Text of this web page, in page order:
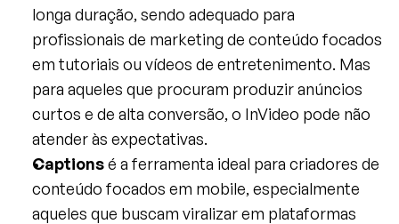
longa duração, sendo adequado para
profissionais de marketing de conteúdo focados
em tutoriais ou vídeos de entretenimento. Mas
para aqueles que procuram produzir anúncios
curtos e de alta conversão, o InVideo pode não
atender às expectativas.
Captions é a ferramenta ideal para criadores de
conteúdo focados em mobile, especialmente
aqueles que buscam viralizar em plataformas